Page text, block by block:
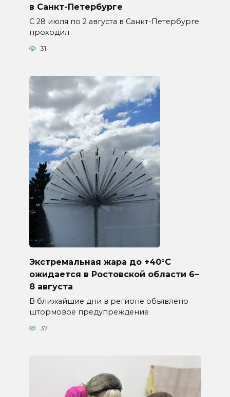
в Санкт-Петербурге
С 28 июля по 2 августа в Санкт-Петербурге
проходил
31
Экстремальная жара до +40°C
ожидается в Ростовской области 6–
8 августа
В ближайшие дни в регионе объявлено
штормовое предупреждение
37